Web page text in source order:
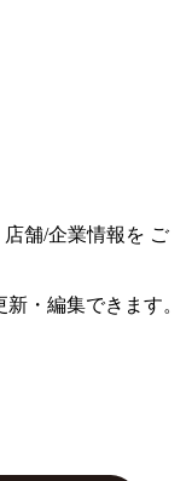
店舗/企業情報を ご
・編集できます。